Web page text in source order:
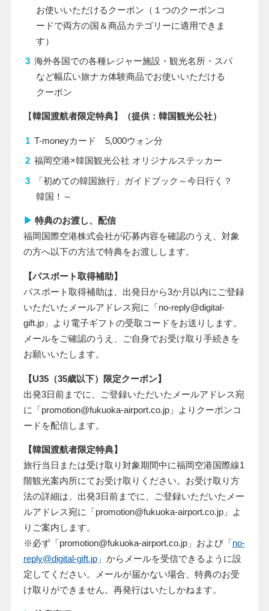
お使いいただけるクーポン（１つのクーポンコ
ードで両方の国＆商品カテゴリーに適用できま
す）
海外各国での各種レジャー施設・観光名所・スパ
など幅広い旅ナカ体験商品でお使いいただける
クーポン
【韓国渡航者限定特典】（提供：韓国観光公社）
T-moneyカード5,000ウォン分
福岡空港×韓国観光公社 オリジナルステッカー
「初めての韓国旅行」ガイドブック～今日行く？
韓国！～
▶ 特典のお渡し、配信
福岡国際空港株式会社が応募内容を確認のうえ、対象
の方へ以下の方法で特典をお渡しします。
【パスポート取得補助】
パスポート取得補助は、出発日から3か月以内にご登録
いただいたメールアドレス宛に「no-reply@digital-
gift.jp」より電子ギフトの受取コードをお送りします。
メールをご確認のうえ、ご自身でお受け取り手続きを
お願いいたします。
【U35（35歳以下）限定クーポン】
出発3日前までに、ご登録いただいたメールアドレス宛
に「promotion@fukuoka-airport.co.jp」よりクーポンコ
ードを配信します。
【韓国渡航者限定特典】
旅行当日または受け取り対象期間中に福岡空港国際線1
階観光案内所にてお受け取りください。お受け取り方
法の詳細は、出発3日前までに、ご登録いただいたメー
ルアドレス宛に「 promotion@fukuoka-airport.co.jp」よ
りご案内します。
※必ず「 promotion@fukuoka-airport.co.jp」および「 no-
reply@digital-gift.jp」からメールを受信できるように設
定してください。メールが届かない場合、特典のお受
け取りができません。再発行はいたしかねます。